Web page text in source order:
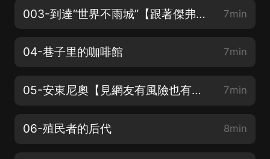
003-到達“世界不雨城”【跟著傑弗瑞去秘魯看看吧】 7min
04-巷子里的咖啡館 7min
05-安東尼奧【見網友有風險也有驚喜】 7min
06-殖民者的后代 8min